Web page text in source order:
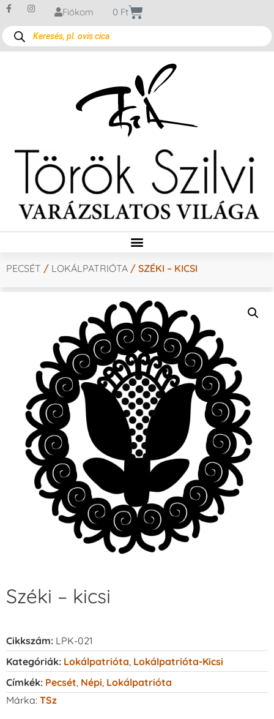
Fiókom 0 Ft
PECSÉT / LOKÁLPATRIÓTA / SZÉKI – KICSI
Széki – kicsi
Cikkszám: LPK-021
Kategóriák: Lokálpatrióta Lokálpatrióta-Kicsi
Címkék: Pecsét Népi Lokálpatrióta
Márka: TSz